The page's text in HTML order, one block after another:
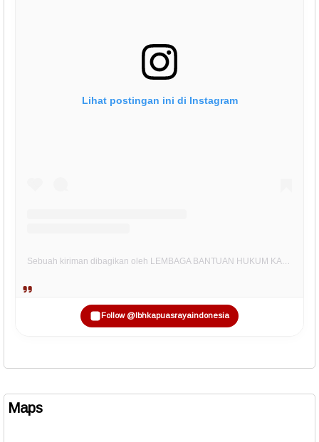
Lihat postingan ini di Instagram
Sebuah kiriman dibagikan oleh LEMBAGA BANTUAN HUKUM KAPUAS RAYA INDONESIA (@lbhkapuasrayaindonesia)
Follow @lbhkapuasrayaindonesia
Maps